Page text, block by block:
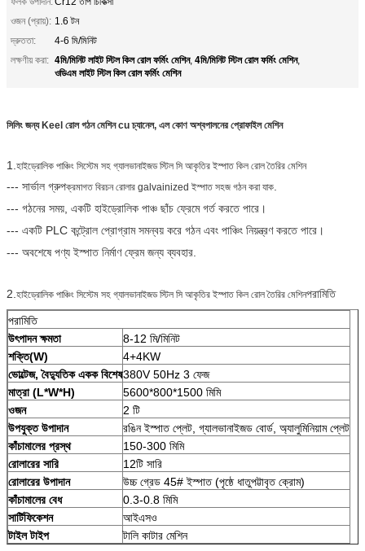
ওজন (প্রায়): 1.6 টন
দ্রুততা:
4-6 মি/মিনিট
লক্ষণীয় করা: 4মি/মিনিট লাইট স্টিল কিল রোল ফর্মিং মেশিন, 4মি/মিনিট স্টিল রোল ফর্মিং মেশিন,
ওডিএম লাইট স্টিল কিল রোল ফর্মিং মেশিন
সিলিং জন্য Keel রোল গঠন মেশিন cu চ্যানেল, এল কোণ অশ্বপালনের প্রোফাইল মেশিন
1. হাইড্রোলিক পাঞ্চিং সিস্টেম সহ গ্যালভানাইজড স্টিল সি আকৃতির ইস্পাত কিল রোল তৈরির মেশিন
--- সার্ভাল গ্রুপক্রমাগত বিরচন রোলার galvainized ইস্পাত সহজ গঠন করা যাক
--- গঠনের সময়, একটি হাইড্রোলিক পাঞ্চ ছাঁচ ফ্রেমে গর্ত করতে পারে।
--- একটি PLC কন্ট্রোল প্রোগ্রাম সমন্বয় করে গঠন এবং পাঞ্চিং নিয়ন্ত্রণ করতে পারে।
--- অবশেষে পণ্য ইস্পাত নির্মাণ ফ্রেম জন্য ব্যবহার.
2. হাইড্রোলিক পাঞ্চিং সিস্টেম সহ গ্যালভানাইজড স্টিল সি আকৃতির ইস্পাত কিল রোল তৈরির মেশিনপরামিতি
পরামিতি
উৎপাদন ক্ষমতা
8-12 মি/মিনিট
শক্তি(W)
4+4KW
ভোল্টেজ, বৈদ্যুতিক একক বিশেষ380V 50Hz 3 ফেজ
মাত্রা (L*W*H)
5600*800*1500 মিমি
ওজন
2 টি
উপযুক্ত উপাদান
রঙিন ইস্পাত প্লেট, গ্যালভানাইজড বোর্ড, অ্যালুমিনিয়াম প্লেট
কাঁচামালের প্রস্থ
150-300 মিমি
রোলারের সারি
12টি সারি
রোলারের উপাদান
উচ্চ গ্রেড 45# ইস্পাত (পৃষ্ঠে ধাতুপট্টাবৃত ক্রোম)
কাঁচামালের বেধ
0.3-0.8 মিমি
সার্টিফিকেশন
আইএসও
টাইল টাইপ
টালি কাটার মেশিন